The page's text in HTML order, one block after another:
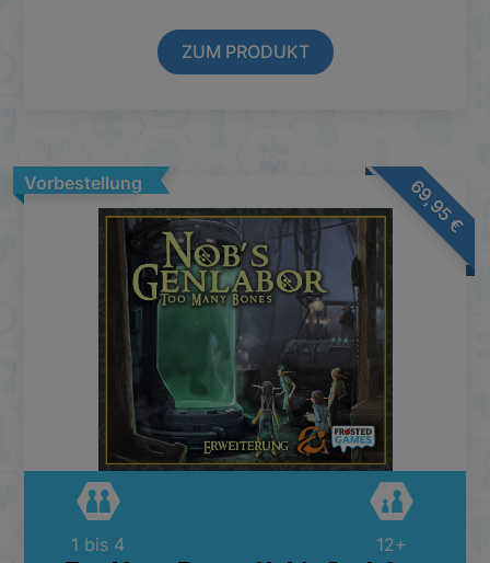
ZUM PRODUKT
1 bis 4 12+
69,95
€
Vorbestellung